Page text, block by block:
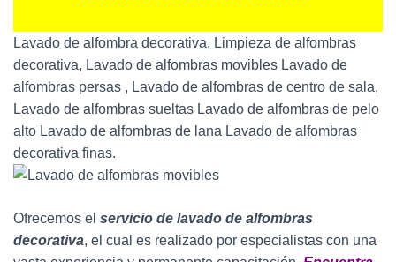
Lavado de alfombra decorativa, Limpieza de alfombras
decorativa, Lavado de alfombras movibles Lavado de
alfombras persas , Lavado de alfombras de centro de sala,
Lavado de alfombras sueltas Lavado de alfombras de pelo
alto Lavado de alfombras de lana Lavado de alfombras
decorativa finas.
Ofrecemos el servicio de lavado de alfombras
decorativa, el cual es realizado por especialistas con una